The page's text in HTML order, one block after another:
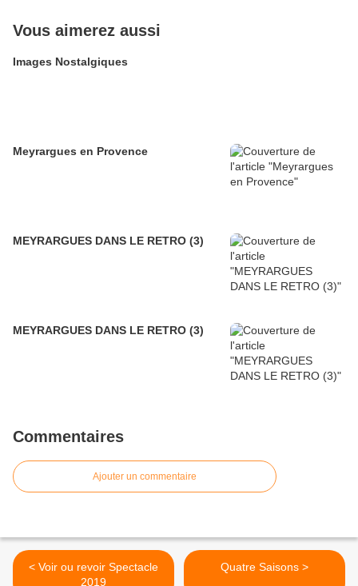
Vous aimerez aussi
Images Nostalgiques
Meyrargues en Provence
MEYRARGUES DANS LE RETRO (3)
MEYRARGUES DANS LE RETRO (3)
Commentaires
Ajouter un commentaire
< Voir ou revoir Spectacle
2019
Quatre Saisons >